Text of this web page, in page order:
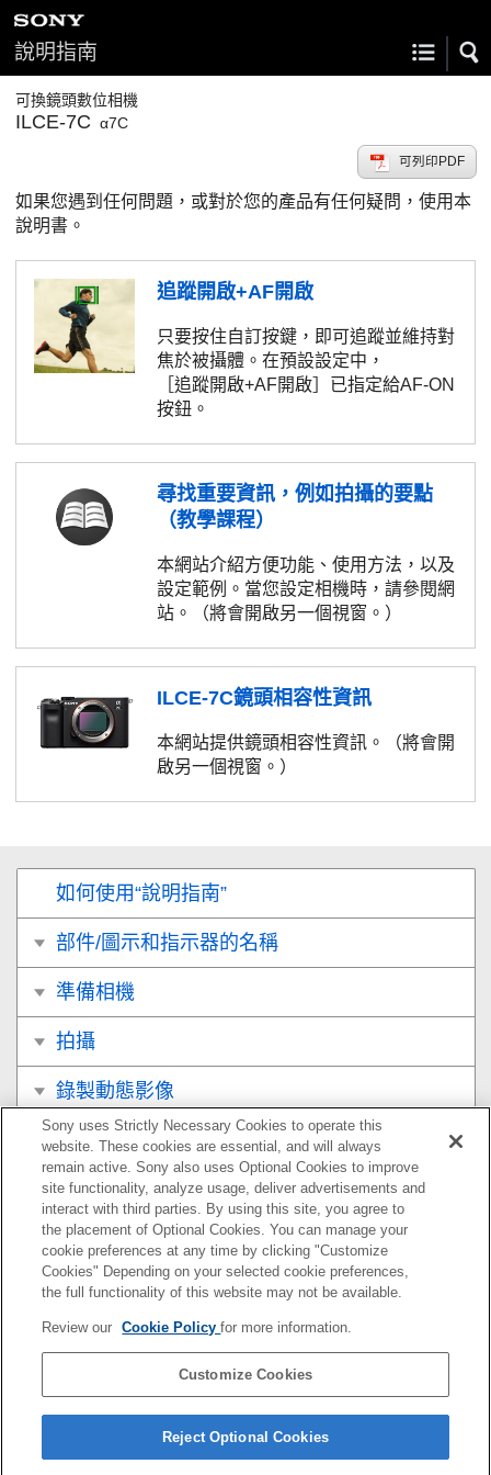
說明指南
可換鏡頭數位相機
ILCE-7C α7C
可列印PDF
如果您遇到任何問題，或對於您的產品有任何疑問，使用本
說明書。
追蹤開啟+AF開啟
只要按住自訂按鍵，即可追蹤並維持對
焦於被攝體。在預設設定中，
［追蹤開啟+AF開啟］
已指定給AF-ON
按鈕。
尋找重要資訊，例如拍攝的要點
（教學課程）
本網站介紹方便功能、使用方法，以及
設定範例。當您設定相機時，請參閱網
站。（將會開啟另一個視窗。）
ILCE-7C鏡頭相容性資訊
本網站提供鏡頭相容性資訊。（將會開
啟另一個視窗。）
如何使用“說明指南”
部件/圖示和指示器的名稱
準備相機
拍攝
錄製動態影像
觀看
自訂相機
使用網路功能
使用電腦
MENU項目清單
如果您遇到問題
Sony uses Strictly Necessary Cookies to operate this
website. These cookies are essential, and will always
remain active. Sony also uses Optional Cookies to improve
site functionality, analyze usage, deliver advertisements and
interact with third parties. By using this site, you agree to
the placement of Optional Cookies. You can manage your
cookie preferences at any time by clicking "Customize
Cookies" Depending on your selected cookie preferences,
the full functionality of this website may not be available.
Review our Cookie Policyfor more information.
Customize Cookies
Reject Optional Cookies